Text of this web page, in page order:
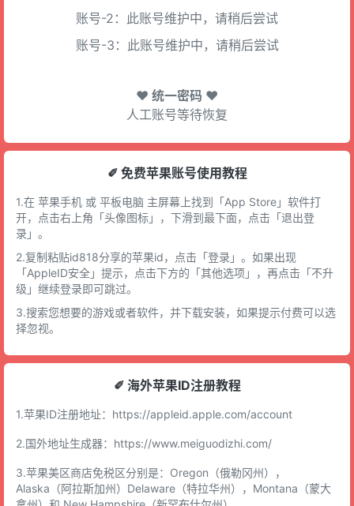
账号-2：此账号维护中，请稍后尝试
账号-3：此账号维护中，请稍后尝试
♥ 统一密码 ♥
人工账号等待恢复
✐ 免费苹果账号使用教程
1.在 苹果手机 或 平板电脑 主屏幕上找到「App Store」软件打
开，点击右上角「头像图标」，下滑到最下面，点击「退出登
录」。
2.复制粘贴id818分享的苹果id，点击「登录」。如果出现
「AppleID安全」提示，点击下方的「其他选项」，再点击「不升
级」继续登录即可跳过。
3.搜索您想要的游戏或者软件，并下载安装，如果提示付费可以选
择忽视。
✐ 海外苹果ID注册教程
1.苹果ID注册地址： https://appleid.apple.com/account
2.国外地址生成器： https://www.meiguodizhi.com/
3.苹果美区商店免税区分别是：Oregon（俄勒冈州），
Alaska（阿拉斯加州）Delaware（特拉华州），Montana（蒙大